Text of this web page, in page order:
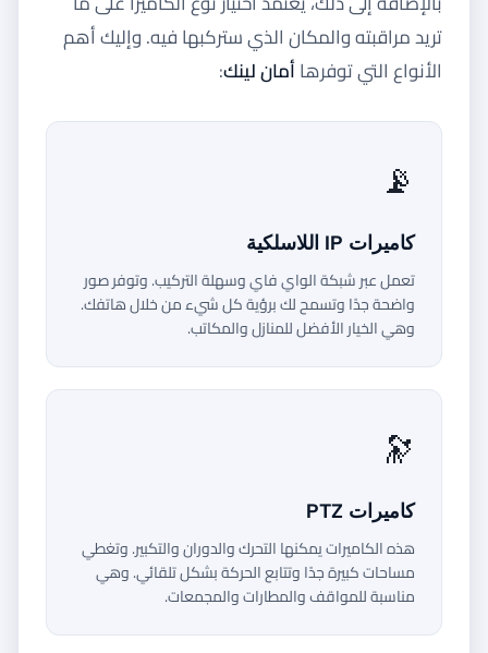
تريد مراقبته والمكان الذي ستركبها فيه. وإليك أهم
الأنواع التي توفرهاأمان لينك:
📡
كاميرات IP اللاسلكية
تعمل عبر شبكة الواي فاي وسهلة التركيب. وتوفر صور
واضحة جدًا وتسمح لك برؤية كل شيء من خلال هاتفك.
وهي الخيار الأفضل للمنازل والمكاتب.
🔭
كاميرات PTZ
هذه الكاميرات يمكنها التحرك والدوران والتكبير. وتغطي
مساحات كبيرة جدًا وتتابع الحركة بشكل تلقائي. وهي
مناسبة للمواقف والمطارات والمجمعات.